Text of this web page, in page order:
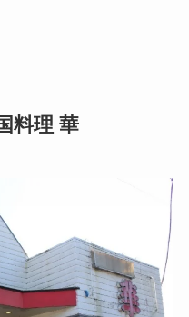
料理 華